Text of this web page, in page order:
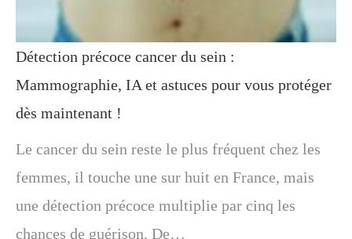
Détection précoce cancer du sein :
Mammographie, IA et astuces pour vous protéger
dès maintenant !
Le cancer du sein reste le plus fréquent chez les
femmes, il touche une sur huit en France, mais
une détection précoce multiplie par cinq les
chances de guérison. De…